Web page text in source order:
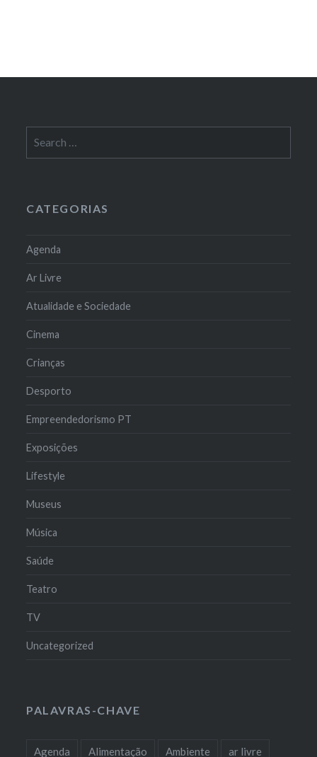
for:
CATEGORIAS
Agenda
Ar Livre
Atualidade e Sociedade
Cinema
Crianças
Desporto
Empreendedorismo PT
Exposições
Lifestyle
Museus
Música
Saúde
Teatro
TV
Uncategorized
PALAVRAS-CHAVE
Agenda Alimentação Ambiente ar livre